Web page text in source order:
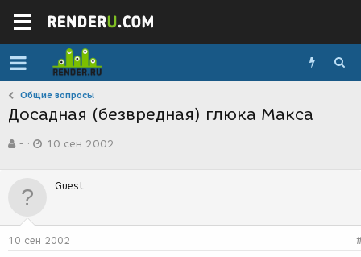
Общие вопросы
Досадная (безвредная) глюка Макса
в
р
м
-
а
д
10 сен 2002
Guest
10 сен 2002